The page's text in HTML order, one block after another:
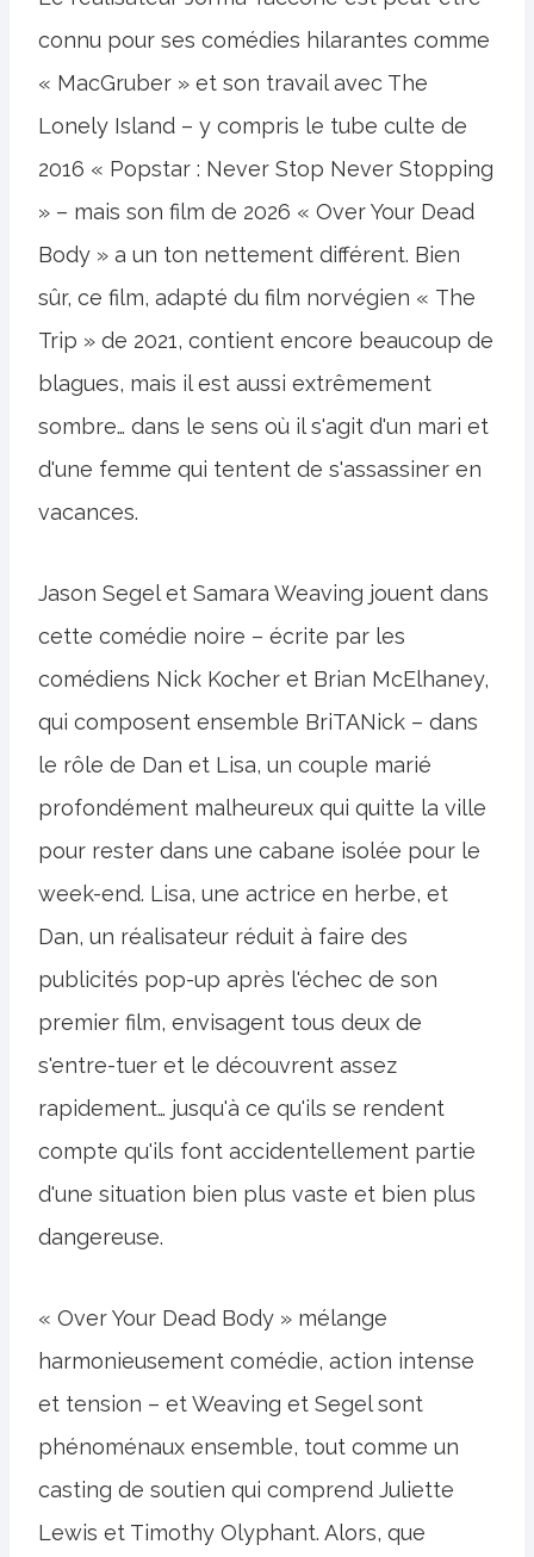
connu pour ses comédies hilarantes comme
« MacGruber » et son travail avec The
Lonely Island – y compris le tube culte de
2016 « Popstar : Never Stop Never Stopping
» – mais son film de 2026 « Over Your Dead
Body » a un ton nettement différent. Bien
sûr, ce film, adapté du film norvégien « The
Trip » de 2021, contient encore beaucoup de
blagues, mais il est aussi extrêmement
sombre… dans le sens où il s'agit d'un mari et
d'une femme qui tentent de s'assassiner en
vacances.
Jason Segel et Samara Weaving jouent dans
cette comédie noire – écrite par les
comédiens Nick Kocher et Brian McElhaney,
qui composent ensemble BriTANick – dans
le rôle de Dan et Lisa, un couple marié
profondément malheureux qui quitte la ville
pour rester dans une cabane isolée pour le
week-end. Lisa, une actrice en herbe, et
Dan, un réalisateur réduit à faire des
publicités pop-up après l'échec de son
premier film, envisagent tous deux de
s'entre-tuer et le découvrent assez
rapidement… jusqu'à ce qu'ils se rendent
compte qu'ils font accidentellement partie
d'une situation bien plus vaste et bien plus
dangereuse.
« Over Your Dead Body » mélange
harmonieusement comédie, action intense
et tension – et Weaving et Segel sont
phénoménaux ensemble, tout comme un
casting de soutien qui comprend Juliette
Lewis et Timothy Olyphant. Alors, que